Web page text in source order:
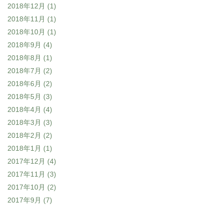
2018年12月 (1)
2018年11月 (1)
2018年10月 (1)
2018年9月 (4)
2018年8月 (1)
2018年7月 (2)
2018年6月 (2)
2018年5月 (3)
2018年4月 (4)
2018年3月 (3)
2018年2月 (2)
2018年1月 (1)
2017年12月 (4)
2017年11月 (3)
2017年10月 (2)
2017年9月 (7)